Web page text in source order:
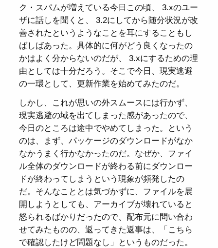
ク・スパムが増えている今日この頃、 3.xのユー
ザに話しを聞くと、 3.2にしてから随分状況が改
善されたというようなことを耳にすることもし
ばしばあった。具体的に何がどう良くなったの
かはよく分からないのだが、 3.xにするための理
由としては十分だろう。そこで今日、現実逃避
の一環として、更新作業を始めてみたのだ。
しかし、これが思いの外スムースには行かず、
現実逃避の域を出てしまった感があったので、
今日のところは途中でやめてしまった。という
のは、まず、パッケージのダウンロードがなか
なかうまく行かなかったのだ。なぜか、ファイ
ル全体のダウンロードが終わる前にダウンロー
ドが終わってしまうという現象が頻発したの
だ。そんなこととは気づかずに、ファイルを展
開しようとしても、アーカイブが壊れていると
怒られるばかりだったので、配布元に問い合わ
せてみたものの、返ってきた返事は、「こちら
で確認したけど問題なし」というものだった。